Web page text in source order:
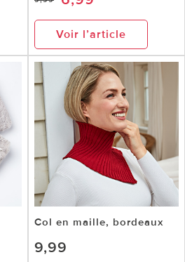
Voir l’article
Col en maille, bordeaux
9,99